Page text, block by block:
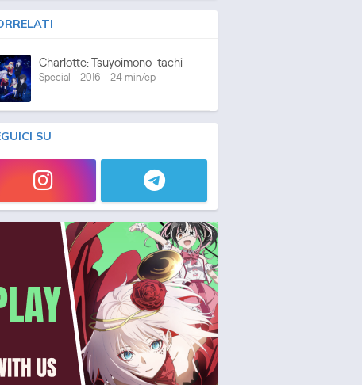
Charlotte: Tsuyoimono-tachi
Special - 2016 - 24 min/ep
SU